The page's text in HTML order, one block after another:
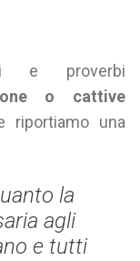
e proverbi
o cattive
riportiamo una
la
agli
e tutti